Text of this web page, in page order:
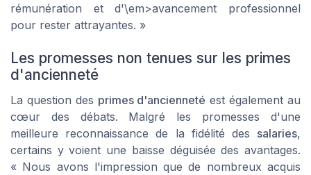
rémunération et d'\em>avancement professionnel
pour rester attrayantes. »
Les promesses non tenues sur les primes
d'ancienneté
La question des primes d'ancienneté est également au
cœur des débats. Malgré les promesses d'une
meilleure reconnaissance de la fidélité des salaries,
certains y voient une baisse déguisée des avantages.
« Nous avons l'impression que de nombreux acquis